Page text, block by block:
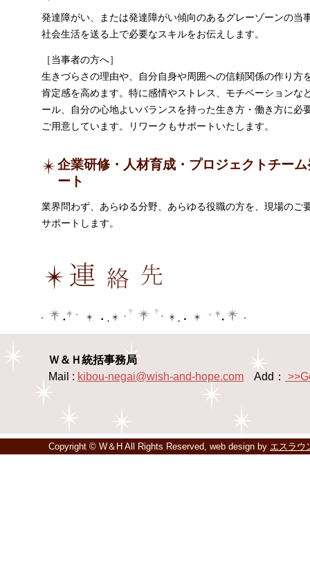
発達障がい、または発達障がい傾向のあるグレーゾーンの当
社会生活を送る上で必要なスキルをお伝えします。
［当事者の方へ］
生きづらさの理由や、自分自身や周囲への信頼関係の作り方
肯定感を高めます。特に感情やストレス、モチベーションな
ール、自分の心地よいバランスを持った生き方・働き方に必
ご用意しています。リワークもサポートいたします。
企業研修・人材育成・プロジェクトチー
ート
業界問わず、あらゆる分野、あらゆる役職の方を、現場のご
サポートします。
Ｗ＆Ｈ統括事務局
Mail : kibou-negai@wish-and-hope.com Add：
Copyright © W＆H All Rights Reserved, web design by エスラウ